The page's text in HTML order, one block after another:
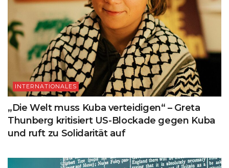
INTERNATIONALES
„Die Welt muss Kuba verteidigen“ – Greta
Thunberg kritisiert US-Blockade gegen Kuba
und ruft zu Solidarität auf